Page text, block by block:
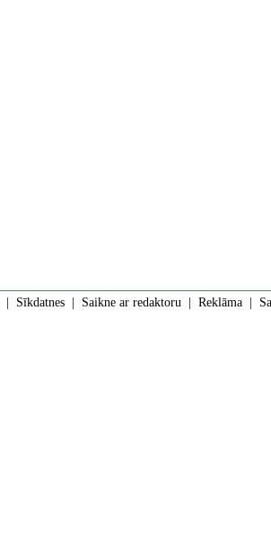
Sīkdatnes Saikne ar redaktoru Reklāma